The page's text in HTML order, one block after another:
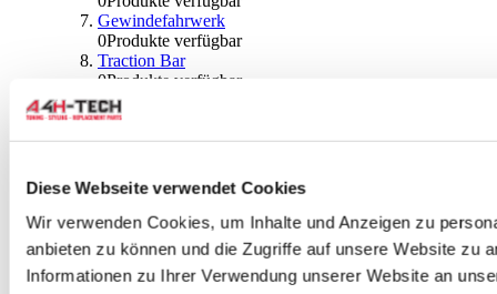
Diese Webseite verwendet Cookies
Wir verwenden Cookies, um Inhalte und Anzeigen zu
anbieten zu können und die Zugriffe auf unsere Website zu
Informationen zu Ihrer Verwendung unserer Website an
Gewindefahrwerk
0Produkte verfügbar
Traction Bar
0Produkte verfügbar
Stabilisator & Zubehör
0Produkte verfügbar
Kugeln & Abdeckungen
Radlagern & Naben
0Produkte verfügbar
Räder und Zubehör
0Produkte verfügbar